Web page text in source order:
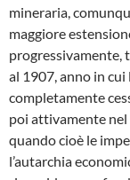
mineraria,
mag­giore
progressivamente,
al 1907, anno in
completamente
poi attivamente
quando cioè le
l’autarchia